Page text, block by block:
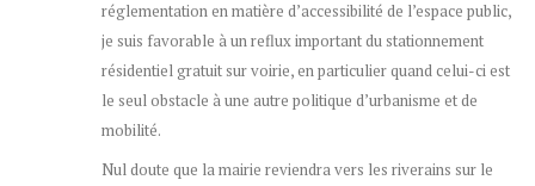
réglementation en matière d’accessibilité de l’espace public,
je suis favorable à un reflux important du stationnement
résidentiel gratuit sur voirie, en particulier quand celui-ci est
le seul obstacle à une autre politique d’urbanisme et de
mobilité.
Nul doute que la mairie reviendra vers les riverains sur le